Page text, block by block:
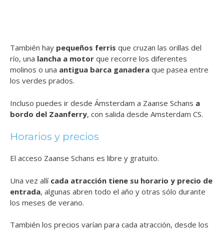
También hay pequeños ferris que cruzan las orillas del
río, una lancha a motor que recorre los diferentes
molinos o una antigua barca ganadera que pasea entre
los verdes prados.
Incluso puedes ir desde Ámsterdam a Zaanse Schans a
bordo del Zaanferry, con salida desde Amsterdam CS.
Horarios y precios
El acceso Zaanse Schans es libre y gratuito.
Una vez allí cada atracción tiene su horario y precio de
entrada, algunas abren todo el año y otras sólo durante
los meses de verano.
También los precios varían para cada atracción, desde los